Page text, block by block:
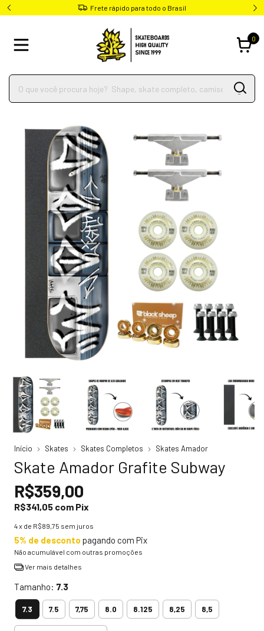
Frete rápido para todo o Brasil
0
Início Skates Skates Completos Skates Amador
Skate Amador Grafite Subway
R$359,00
R$341,05 com Pix
4x de R$89,75 sem juros
5% de desconto pagando com Pix
Não acumulável com outras promoções
Ver mais detalhes
Tamanho: 7.3
7.3 7.5 7,75 8.0 8.125 8,25 8,5